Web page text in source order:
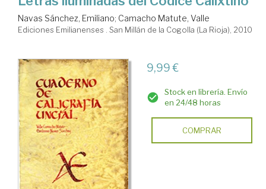
Navas Sánchez, Emiliano; Camacho Matute, Valle
Ediciones Emilianenses . San Millán de la Cogolla (La Rioja), 2010
9,99 €
Stock en librería. Envío
en 24/48 horas
COMPRAR